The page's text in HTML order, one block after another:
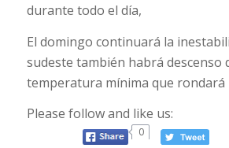
durante todo el día,
El domingo continuará la
sudeste también habrá descenso
temperatura mínima que rondará
Please follow and like us:
0